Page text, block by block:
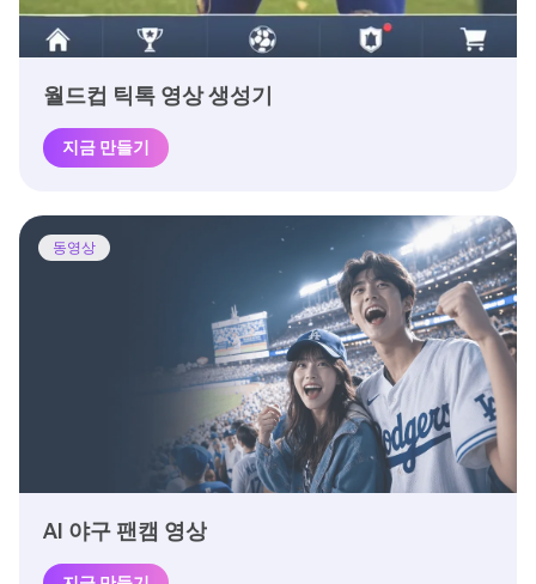
월드컵 틱톡 영상 생성기
지금 만들기
동영상
AI 야구 팬캠 영상